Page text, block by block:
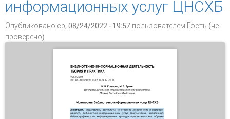
информационных услуг ЦНСХБ
Опубликовано ср, 08/24/2022 - 19:57 пользователем Гость (не
проверено)